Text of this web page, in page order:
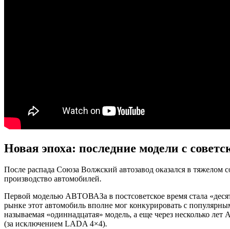
Новая эпоха: последние модели с
После распада Союза Волжский автозавод оказался в тяжелом
производство автомобилей.
Первой моделью АВТОВАЗа в постсоветское время стала
рынке этот автомобиль вполне мог конкурировать с
называемая «одиннадцатая» модель, а еще через несколько
(за исключением LADA 4×4).